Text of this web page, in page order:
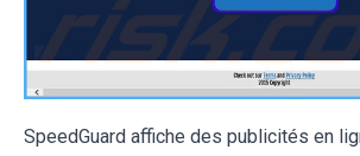
SpeedGuard affiche des publicités en